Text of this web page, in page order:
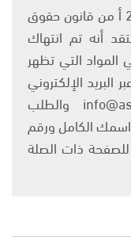
يتم الاستخدام المواد وفقًا للمادة 27 أ من قانون حقوق
كنت تعتقد أنه تم انتهاك
التي تظهر
الإلكتروني
على العنوان التالي: info@ashams.com والطلب
الكامل ورقم
ذات الصلة